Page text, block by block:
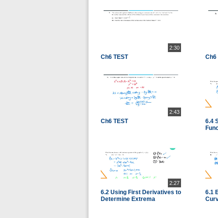
2:30
Ch6 TEST Ch6
2:43
Ch6 TEST
6.4
2:27
6.2 Using First Derivatives to
Determine Extrema
6.1